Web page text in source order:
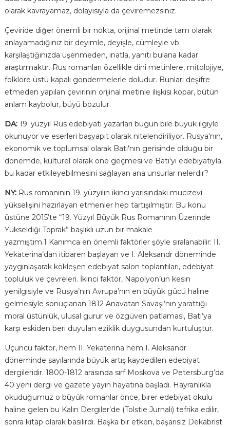
olarak kavrayamaz, dolayısıyla da çeviremezsiniz.
Çeviride diğer önemli bir nokta, orijinal metinde tam olarak
anlayamadığınız bir deyimle, deyişle, cümleyle vb.
karşılaştığınızda üşenmeden, inatla, yanıtı bulana kadar
araştırmaktır. Rus romanları özellikle dinî metinlere, mitolojiye,
folklore üstü kapalı göndermelerle doludur. Bunları deşifre
etmeden yapılan çevirinin orijinal metinle ilişkisi kopar, bütün
anlam kaybolur, büyü bozulur.
DA: 19. yüzyıl Rus edebiyatı yazarları bugün bile büyük ilgiyle
okunuyor ve eserleri başyapıt olarak nitelendiriliyor. Rusya'nın,
ekonomik ve toplumsal olarak Batı'nın gerisinde olduğu bir
dönemde, kültürel olarak öne geçmesi ve Batı'yı edebiyatıyla
bu kadar etkileyebilmesini sağlayan ana unsurlar nelerdir?
NY: Rus romanının 19. yüzyılın ikinci yarısındaki mucizevi
yükselişini hazırlayan etmenler hep tartışılmıştır. Bu konu
üstüne 2015’te “19. Yüzyıl Büyük Rus Romanının Üzerinde
Yükseldiği Toprak” başlıklı uzun bir makale
yazmıştım.1 Kanımca en önemli faktörler şöyle sıralanabilir: II.
Yekaterina’dan itibaren başlayan ve I. Aleksandr döneminde
yaygınlaşarak kökleşen edebiyat salon toplantıları, edebiyat
topluluk ve çevreleri. İkinci faktör, Napolyon’un kesin
yenilgisiyle ve Rusya’nın Avrupa’nın en büyük gücü haline
gelmesiyle sonuçlanan 1812 Anavatan Savaşı’nın yarattığı
moral üstünlük, ulusal gurur ve özgüven patlaması, Batı’ya
karşı eskiden beri duyulan eziklik duygusundan kurtuluştur.
Üçüncü faktör, hem II. Yekaterina hem I. Aleksandr
döneminde sayılarında büyük artış kaydedilen edebiyat
dergileridir. 1800-1812 arasında sırf Moskova ve Petersburg’da
40 yeni dergi ve gazete yayın hayatına başladı. Hayranlıkla
okuduğumuz o büyük romanlar önce, birer edebiyat okulu
haline gelen bu Kalın Dergiler’de (Tolstie Jurnali) tefrika edilir,
sonra kitap olarak basılırdı. Başka bir etken, başarısız Dekabrist